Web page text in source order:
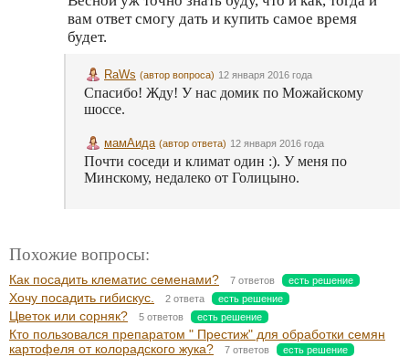
вам ответ смогу дать и купить самое время
будет.
RaWs (автор вопроса) 12 января 2016 года
Спасибо! Жду! У нас домик по Можайскому
шоссе.
мамАида (автор ответа) 12 января 2016 года
Почти соседи и климат один :). У меня по
Минскому, недалеко от Голицыно.
Похожие вопросы:
Как посадить клематис семенами? 7 ответов есть решение
Хочу посадить гибискус. 2 ответа есть решение
Цветок или сорняк? 5 ответов есть решение
Кто пользовался препаратом " Престиж" для обработки семян
картофеля от колорадского жука?
7 ответов есть решение